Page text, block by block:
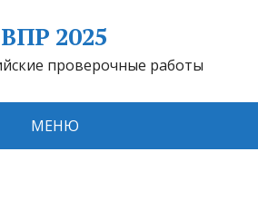
ВПР 2025
проверочные работы
МЕНЮ